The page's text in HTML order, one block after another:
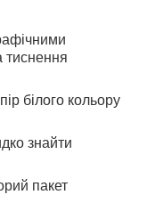
тиснення
білого кольору
знайти
пакет